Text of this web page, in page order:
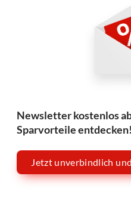
Newsletter kostenlos
Sparvorteile entdecken!
Jetzt unverbindlich